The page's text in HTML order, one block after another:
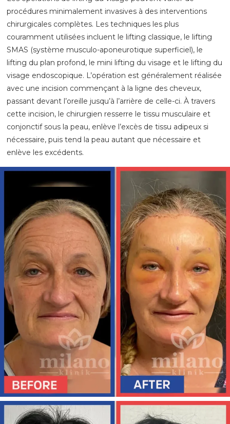
procédures minimalement invasives à des interventions
chirurgicales complètes. Les techniques les plus
couramment utilisées incluent le lifting classique, le lifting
SMAS (système musculo-aponeurotique superficiel), le
lifting du plan profond, le mini lifting du visage et le lifting du
visage endoscopique. L’opération est généralement réalisée
avec une incision commençant à la ligne des cheveux,
passant devant l’oreille jusqu’à l’arrière de celle-ci. À travers
cette incision, le chirurgien resserre le tissu musculaire et
conjonctif sous la peau, enlève l’excès de tissu adipeux si
nécessaire, puis tend la peau autant que nécessaire et
enlève les excédents.